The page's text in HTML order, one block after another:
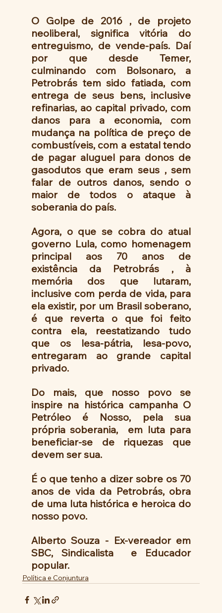
O Golpe de 2016 , de projeto
neoliberal, significa vitória do
entreguismo, de vende-país. Daí
por que desde Temer,
culminando com Bolsonaro, a
Petrobrás tem sido fatiada, com
entrega de seus bens, inclusive
refinarias, ao capital privado, com
danos para a economia, com
mudança na política de preço de
combustíveis, com a estatal tendo
de pagar aluguel para donos de
gasodutos que eram seus , sem
falar de outros danos, sendo o
maior de todos o ataque à
soberania do país.
Agora, o que se cobra do atual
governo Lula, como homenagem
principal aos 70 anos de
existência da Petrobrás , à
memória dos que lutaram,
inclusive com perda de vida, para
ela existir, por um Brasil soberano,
é que reverta o que foi feito
contra ela, reestatizando tudo
que os lesa-pátria, lesa-povo,
entregaram ao grande capital
privado.
Do mais, que nosso povo se
inspire na histórica campanha O
Petróleo é Nosso, pela sua
própria soberania,  em luta para
beneficiar-se de riquezas que
devem ser sua.
É o que tenho a dizer sobre os 70
anos de vida da Petrobrás, obra
de uma luta histórica e heroica do
nosso povo.
Alberto Souza - Ex-vereador em
SBC, Sindicalista  e Educador
popular.
Política e Conjuntura